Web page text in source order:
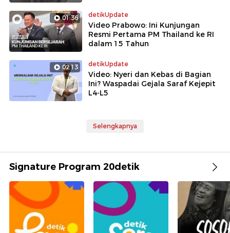
01:36 detikUpdate
Video Prabowo: Ini Kunjungan
Resmi Pertama PM Thailand ke RI
dalam 15 Tahun
02:13 detikUpdate
Video: Nyeri dan Kebas di Bagian
Ini? Waspadai Gejala Saraf Kejepit
L4-L5
Selengkapnya
Signature Program 20detik